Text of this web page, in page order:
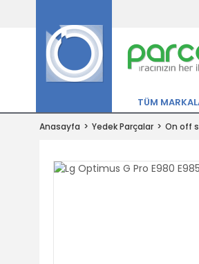
Hemen Üye
Tıkla Al,
TÜM
Anasayfa Yedek Parçalar On off